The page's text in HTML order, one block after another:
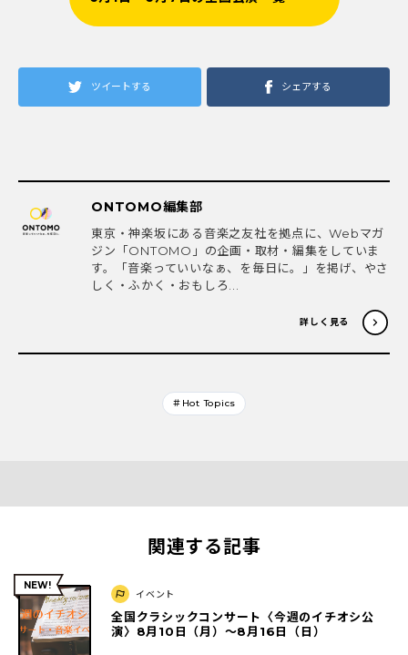
ツイートする シェアする
ONTOMO編集部
東京・神楽坂にある音楽之友社を拠点に、Webマガ
ジン「ONTOMO」の企画・取材・編集をしていま
す。「音楽っていいなぁ、を毎日に。」を掲げ、やさ
しく・ふかく・おもしろ...
詳しく見る
＃Hot Topics
関連する記事
イベント
全国クラシックコンサート〈今週のイチオシ公
演〉8月10日（月）～8月16日（日）